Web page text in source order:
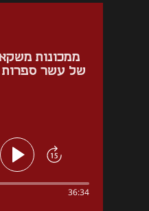
ממכונות
של עשר
36:34